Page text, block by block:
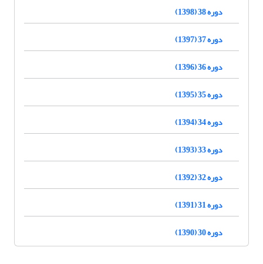
دوره 38 (1398)
دوره 37 (1397)
دوره 36 (1396)
دوره 35 (1395)
دوره 34 (1394)
دوره 33 (1393)
دوره 32 (1392)
دوره 31 (1391)
دوره 30 (1390)